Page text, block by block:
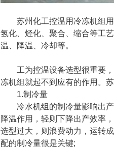
苏州化工控温用冷冻机组用
氢化、烃化、聚合、缩合等工
温、降温、冷却等。
工为控温设备选型很重要，
冻机组就起不到应有的作用。
1.制冷量
冷水机组的制冷量影响出产
降温作用，轻则下降出产效率
选型过大，则浪费动力，运转
配的制冷量很是关键;